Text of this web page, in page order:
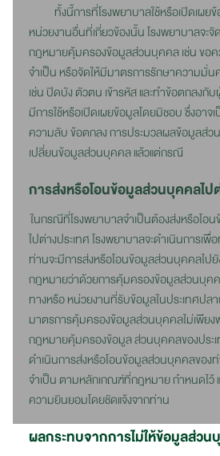
ทั้งนี้การที่โรงพยาบาลใช้หรือเปิดเผย
หน่วยงานอื่นที่เกี่ยวข้องนั้น โรงพยาบาลจะ
กฎหมายคุ้มครองข้อมูลส่วนบุคคล เช่น ขอ
จำเป็น หรือจัดให้มีมาตรการรักษาความมั่
เช่น ปิดบัง ตัวตน เข้ารหัส และทำข้อตกลง
มีการใช้หรือเปิดเผยข้อมูลโดยมิชอบ ซึ่งอาจ
ความลับ ข้อตกลง การประมวลผลข้อมูลส่
เปลี่ยนข้อมูลส่วนบุคคล แล้วแต่กรณี
การส่งหรือโอนข้อมูลส่วนบุคคลไป
ในกรณีที่โรงพยาบาลจำเป็นต้องส่งหรือโ
ไปต่างประเทศ โรงพยาบาลจะดำเนินการเพื่
ท่านจะมีการส่งหรือโอนข้อมูลส่วนบุคคลไป
กฎหมายว่าด้วยการคุ้มครองข้อมูลส่วนบุค
ทางหรือ หน่วยงานที่รับข้อมูลในประเทศป
มาตรการคุ้มครองข้อมูลส่วนบุคคลไม่เพีย
กฎหมายคุ้มครองข้อมูล ส่วนบุคคลของประเ
ดำเนินการส่งหรือโอนข้อมูลส่วนบุคคลของ
จำเป็น ตามหลักเกณฑ์ที่กฎหมาย กำหนดไว้
ความยินยอมโดยชัดแจ้งจากท่าน
ผลกระทบจากการไม่ให้ข้อมูลส่ว